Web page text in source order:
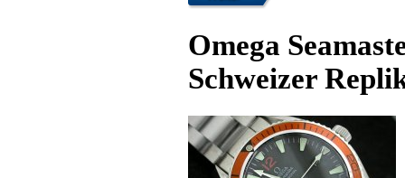
Omega
Schweizer